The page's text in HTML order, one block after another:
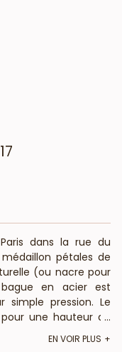
dans la rue du
pétales de
(ou nacre pour
en acier est
simple pression. Le
une hauteur de
pour la version
...
EN VOIR PLUS